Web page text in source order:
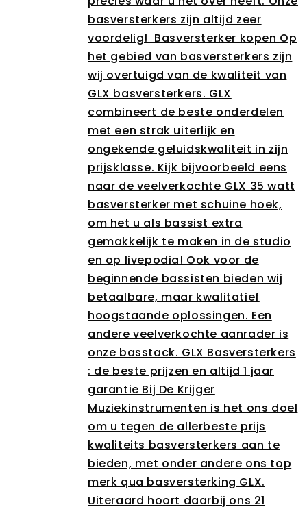
basversterkers zijn altijd zeer
voordelig! Basversterker kopen Op
het gebied van basversterkers zijn
wij overtuigd van de kwaliteit van
GLX basversterkers. GLX
combineert de beste onderdelen
met een strak uiterlijk en
ongekende geluidskwaliteit in zijn
prijsklasse. Kijk bijvoorbeeld eens
naar de veelverkochte GLX 35 watt
basversterker met schuine hoek,
om het u als bassist extra
gemakkelijk te maken in de studio
en op livepodia! Ook voor de
beginnende bassisten bieden wij
betaalbare, maar kwalitatief
hoogstaande oplossingen. Een
andere veelverkochte aanrader is
onze basstack. GLX Basversterkers
: de beste prijzen en altijd 1 jaar
garantie Bij De Krijger
Muziekinstrumenten is het ons doel
om u tegen de allerbeste prijs
kwaliteits basversterkers aan te
bieden, met onder andere ons top
merk qua basversterking GLX.
Uiteraard hoort daarbij ons 21